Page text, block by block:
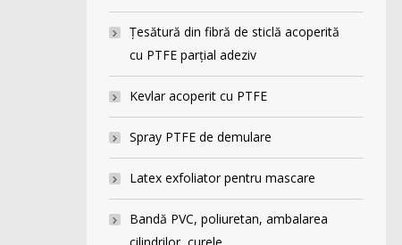
Ţesătură din fibră de sticlă acoperită
cu PTFE parţial adeziv
Kevlar acoperit cu PTFE
Spray PTFE de demulare
Latex exfoliator pentru mascare
Bandă PVC, poliuretan, ambalarea
cilindrilor, curele